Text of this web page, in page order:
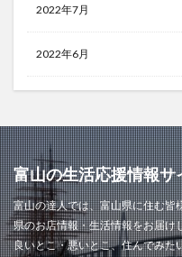
2022年7月
2022年6月
富山の生活応援情報サ
富山の達人では、富山県に住む皆
県のお店情報・生活情報をお届け
良いとこ・悪いとこ、住んでみた